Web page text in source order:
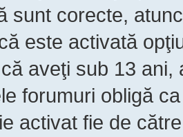
sunt corecte,
este activată
aveţi sub 13
forumuri obligă
activat fie de